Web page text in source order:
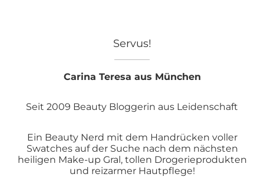
Servus!
Carina Teresa aus München
Seit 2009 Beauty Bloggerin aus Leidenschaft
Ein Beauty Nerd mit dem Handrücken voller
Swatches auf der Suche nach dem nächsten
heiligen Make-up Gral, tollen Drogerieprodukten
und reizarmer Hautpflege!